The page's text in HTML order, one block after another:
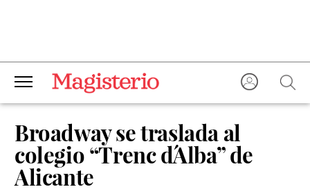
Broadway se traslada al
colegio “Trenc d´Alba” de
Alicante